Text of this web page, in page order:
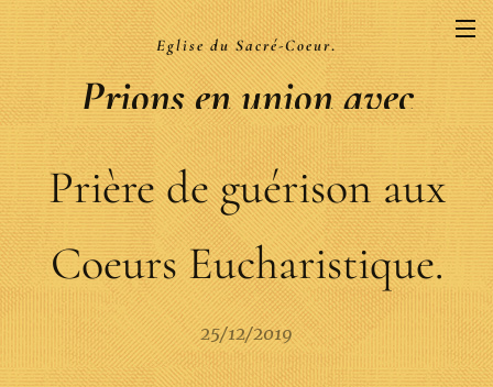
Eglise du Sacré-Coeur.
Prions en union avec
la Liturgie.
Prière de guérison aux
Coeurs Eucharistique.
25/12/2019